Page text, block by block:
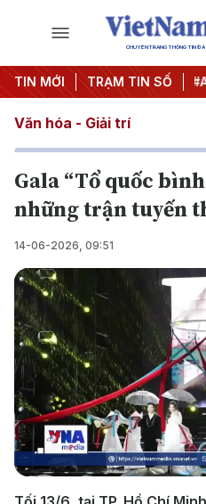
CHUYÊN TRANG THÔNG TIN
TIN MỚI TRẠM TIN SỐ
#Hội nghị Trung ương 3
Văn hóa - Giải trí
Gala “Tổ quốc
những trận tuyến
14-06-2026, 09:51